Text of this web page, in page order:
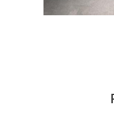
Блоки на полусухую